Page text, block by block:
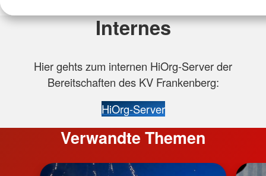
Internes
Hier gehts zum internen HiOrg-Server der
Bereitschaften des KV Frankenberg:
HiOrg-Server
Verwandte Themen